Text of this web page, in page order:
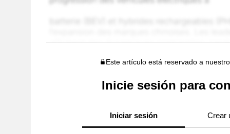
Este artículo está reservado a
Inicie sesión para
Iniciar sesión Crear